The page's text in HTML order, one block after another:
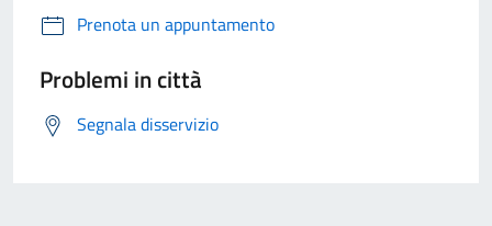
Prenota un appuntamento
Problemi in città
Segnala disservizio